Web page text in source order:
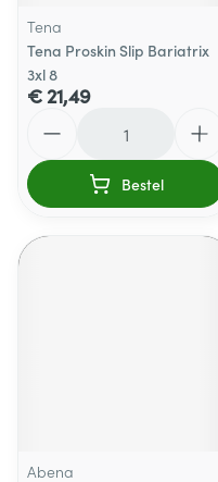
Tena
Tena Proskin Slip Bariatrix
3xl 8
€ 21,49
Bestel
Abena